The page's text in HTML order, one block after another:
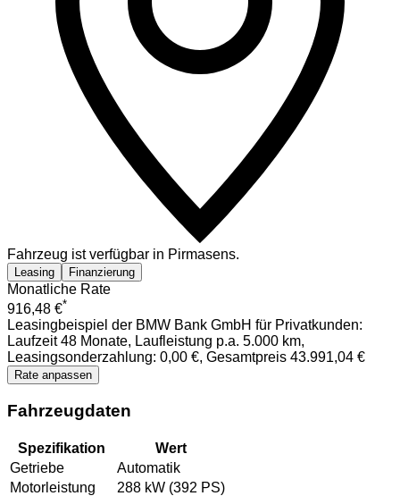
Fahrzeug ist verfügbar in Pirmasens.
Leasing Finanzierung
Monatliche Rate
916,48 €*
Leasingbeispiel der BMW Bank GmbH für Privatkunden:
Laufzeit 48 Monate, Laufleistung p.a. 5.000 km,
Leasingsonderzahlung: 0,00 €, Gesamtpreis 43.991,04 €
Rate anpassen
Fahrzeugdaten
Spezifikation
Wert
Getriebe
Automatik
Motorleistung
288 kW (392 PS)